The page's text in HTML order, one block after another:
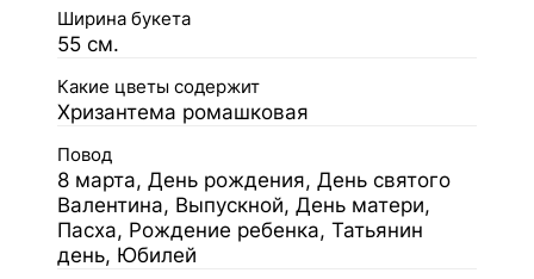
Ширина букета
55 см.
Какие цветы содержит
Хризантема ромашковая
Повод
8 марта, День рождения, День святого
Валентина, Выпускной, День матери,
Пасха, Рождение ребенка, Татьянин
день, Юбилей